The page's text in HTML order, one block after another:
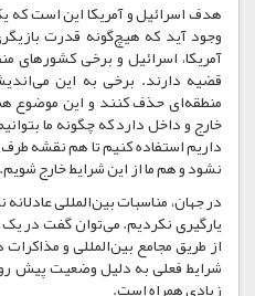
هدف اسرائیل و آمریکا این است
وجود آید که هیچ‌گونه قدرت
آمریکا، اسرائیل و برخی کشورهای
قضیه دارند. برخی به این
منطقه‌ای حذف کنند و این موضوع
خارج و داخل دارد که چگونه ما
داریم استفاده کنیم تا هم نقشه
نشود و هم ما از این شرایط خارج شویم.
در جهان، مناسبات بین‌المللی
یارگیری نکردیم. می‌توان گفت در
از طریق مجامع بین‌المللی و
شرایط فعلی به دلیل وضعیت پیش
زیادی همراه است.